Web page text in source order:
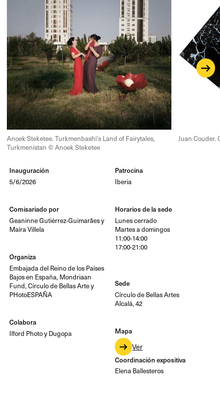
Anoek Steketee. Turkmenbashi's Land of Fairytales,
Turkmenistan © Anoek Steketee
Juan Couder.
Inauguración
5/6/2026
Comisariado por
Geaninne Gutiérrez-Guimarães y
Maíra Villela
Organiza
Embajada del Reino de los Países
Bajos en España, Mondriaan
Fund, Círculo de Bellas Arte y
PHotoESPAÑA
Colabora
Ilford Photo y Dugopa
Patrocina
Iberia
Horarios de la sede
Lunes cerrado
Martes a domingos
11:00-14:00
17:00-21:00
Sede
Círculo de Bellas Artes
Alcalá, 42
Mapa
Ver
Coordinación expositiva
Elena Ballesteros